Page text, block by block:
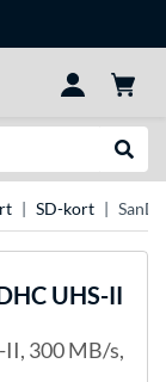
SD-kort
UHS-II
II, 300 MB/s,